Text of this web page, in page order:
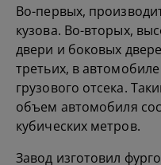
Во-первых,
кузова. Во-вторых,
двери и боковых
третьих, в
грузового отсека.
объем автомобиля
кубических метров.
Завод изготовил